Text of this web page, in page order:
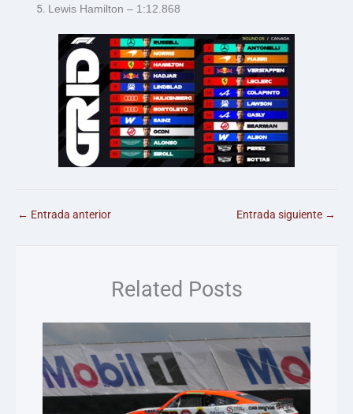
Lewis Hamilton – 1:12.868
← Entrada anterior Entrada siguiente →
Related Posts